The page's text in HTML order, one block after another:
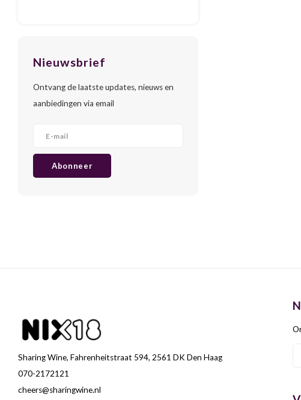
Nieuwsbrief
Ontvang de laatste updates, nieuws en
aanbiedingen via email
Abonneer
Sharing Wine, Fahrenheitstraat 594, 2561 DK Den Haag
070-2172121
cheers@sharingwine.nl